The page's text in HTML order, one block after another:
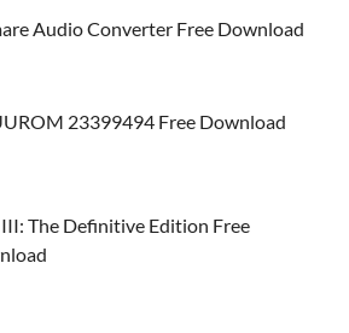
Audio Converter Free Download
23399494 Free Download
The Definitive Edition Free